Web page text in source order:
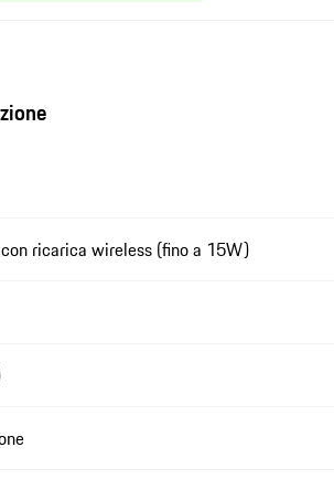
ricarica wireless (fino a 15W)